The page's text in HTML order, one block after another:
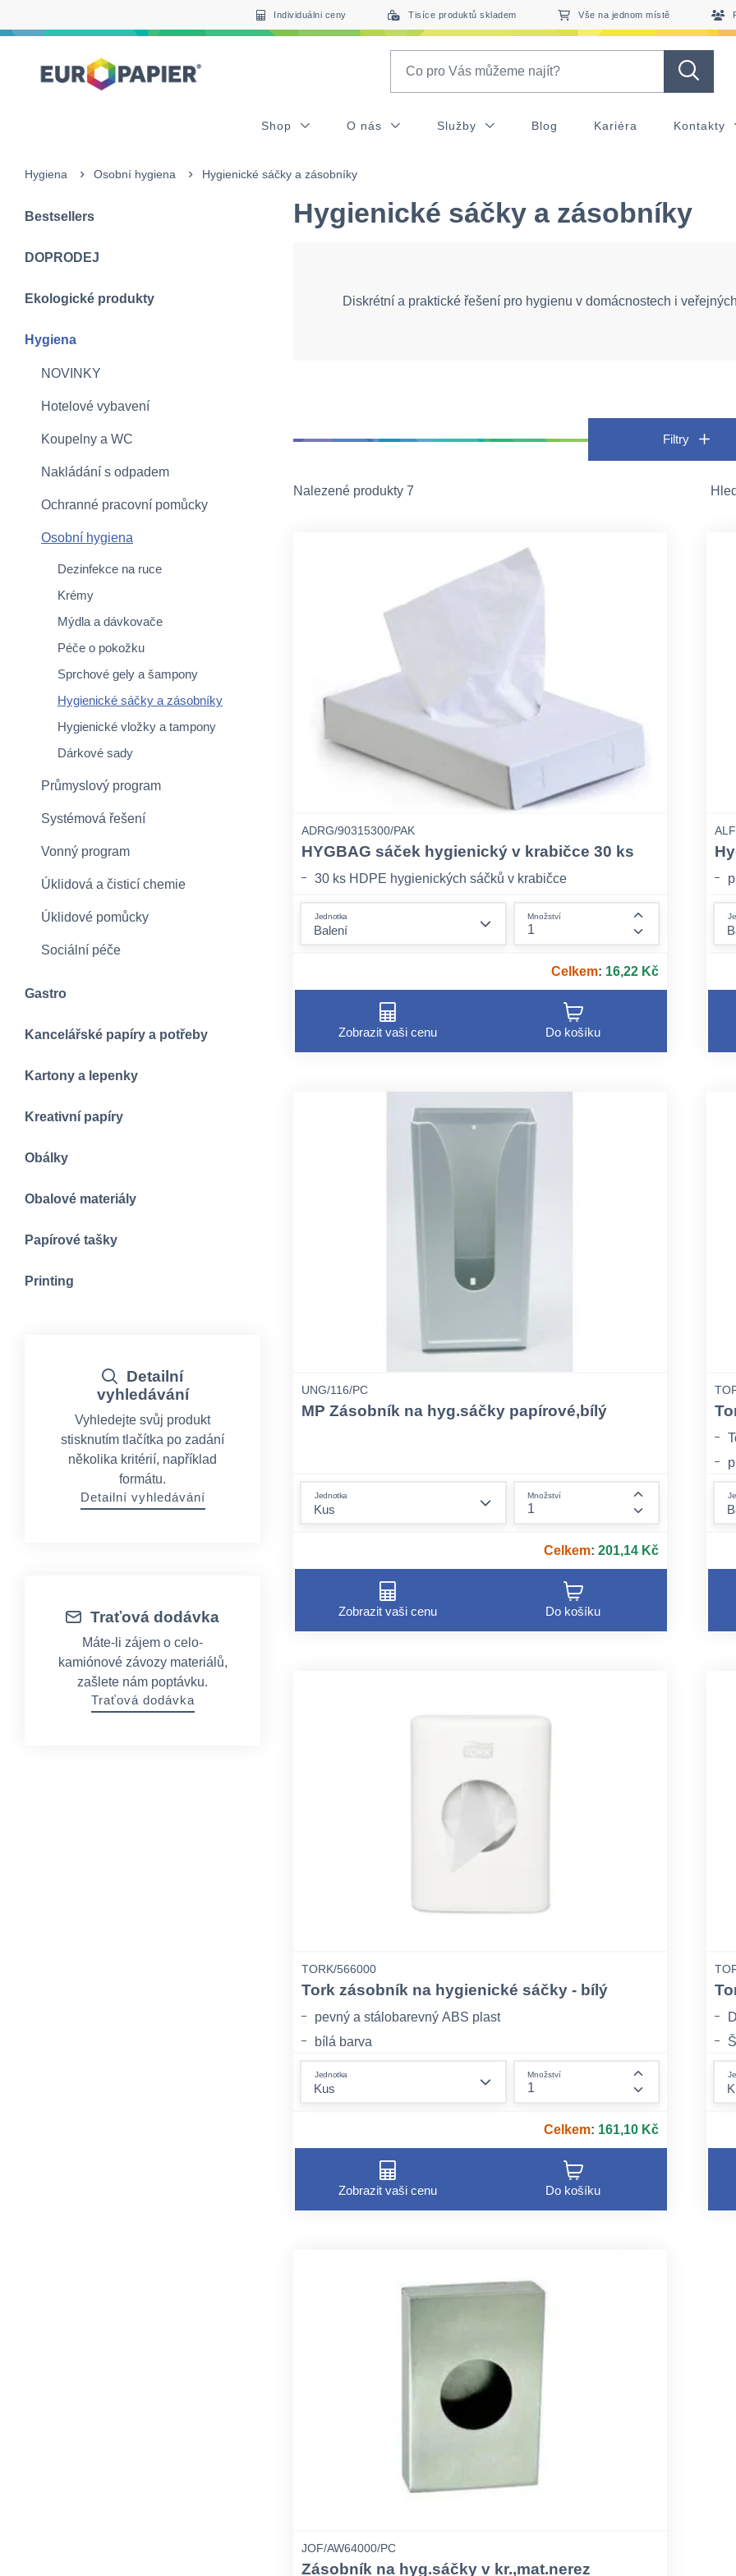
Individuálni ceny Tisíce produktů skladem Vše na jednom místě
Shop O nás Služby Blog Kariéra Kontakty
Hygiena Osobní hygiena Hygienické sáčky a zásobníky
Bestsellers
DOPRODEJ
Ekologické produkty
Hygiena
NOVINKY
Hotelové vybavení
Koupelny a WC
Nakládání s odpadem
Ochranné pracovní pomůcky
Osobní hygiena
Dezinfekce na ruce
Krémy
Mýdla a dávkovače
Péče o pokožku
Sprchové gely a šampony
Hygienické sáčky a zásobníky
Hygienické vložky a tampony
Dárkové sady
Průmyslový program
Systémová řešení
Vonný program
Úklidová a čisticí chemie
Úklidové pomůcky
Sociální péče
Gastro
Kancelářské papíry a potřeby
Kartony a lepenky
Kreativní papíry
Obálky
Obalové materiály
Papírové tašky
Printing
Detailní
vyhledávání
Vyhledejte svůj produkt
stisknutím tlačítka po zadání
několika kritérií, například
formátu.
Detailní vyhledávání
Traťová dodávka
Máte-li zájem o celo-
kamiónové závozy materiálů,
zašlete nám poptávku.
Traťová dodávka
Hygienické sáčky a zásobníky
Diskrétní a praktické řešení pro hygienu v domácnostech i
Filtry
Nalezené produkty 7
ADRG/90315300/PAK
HYGBAG sáček hygienický v krabičce 30 ks
30 ks HDPE hygienických sáčků v krabičce
Jednotka Množství
form.increase-
Celkem: 16,22 Kč
Zobrazit vaši cenu Do košíku
UNG/116/PC
MP Zásobník na hyg.sáčky papírové,bílý
Jednotka Množství
form.increase-
Celkem: 201,14 Kč
Zobrazit vaši cenu Do košíku
TORK/566000
Tork zásobník na hygienické sáčky - bílý
pevný a stálobarevný ABS plast
bílá barva
Jednotka Množství
form.increase-
Celkem: 161,10 Kč
Zobrazit vaši cenu Do košíku
JOF/AW64000/PC
Zásobník na hyg.sáčky v kr.,mat.nerez